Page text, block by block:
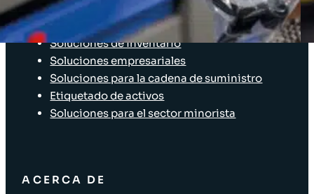
SOLUCIONES
Soluciones de inventario
Soluciones empresariales
Soluciones para la cadena de suministro
Etiquetado de activos
Soluciones para el sector minorista
ACERCA DE